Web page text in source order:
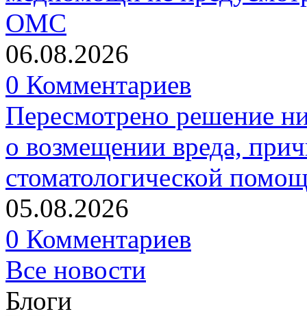
ОМС
06.08.2026
0 Комментариев
Пересмотрено решение
о возмещении вреда,
стоматологической
05.08.2026
0 Комментариев
Все новости
Блоги